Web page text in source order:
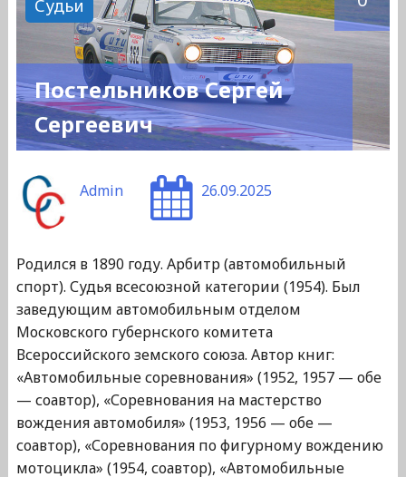
Судьи
Постельников Сергей
Сергеевич
Admin 26.09.2025
Родился в 1890 году. Арбитр (автомобильный
спорт). Судья всесоюзной категории (1954). Был
заведующим автомобильным отделом
Московского губернского комитета
Всероссийского земского союза. Автор книг:
«Автомобильные соревнования» (1952, 1957 — обе
— соавтор), «Соревнования на мастерство
вождения автомобиля» (1953, 1956 — обе —
соавтор), «Соревнования по фигурному вождению
мотоцикла» (1954, соавтор), «Автомобильные